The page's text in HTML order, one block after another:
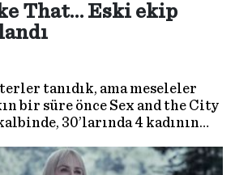
Eski ekip
tanıdık, ama meseleler
bir süre önce Sex and the City
30’larında 4 kadının